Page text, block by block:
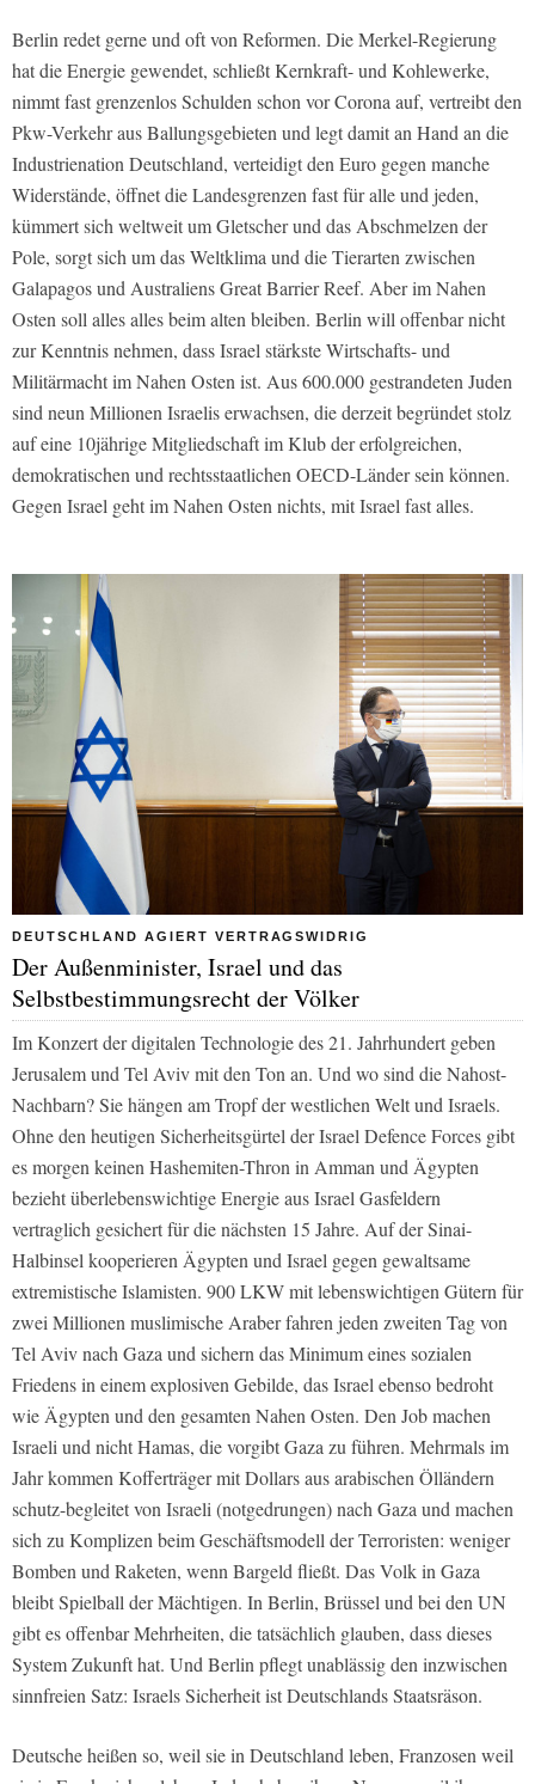
Berlin redet gerne und oft von Reformen. Die Merkel-Regierung
hat die Energie gewendet, schließt Kernkraft- und Kohlewerke,
nimmt fast grenzenlos Schulden schon vor Corona auf, vertreibt den
Pkw-Verkehr aus Ballungsgebieten und legt damit an Hand an die
Industrienation Deutschland, verteidigt den Euro gegen manche
Widerstände, öffnet die Landesgrenzen fast für alle und jeden,
kümmert sich weltweit um Gletscher und das Abschmelzen der
Pole, sorgt sich um das Weltklima und die Tierarten zwischen
Galapagos und Australiens Great Barrier Reef. Aber im Nahen
Osten soll alles alles beim alten bleiben. Berlin will offenbar nicht
zur Kenntnis nehmen, dass Israel stärkste Wirtschafts- und
Militärmacht im Nahen Osten ist. Aus 600.000 gestrandeten Juden
sind neun Millionen Israelis erwachsen, die derzeit begründet stolz
auf eine 10jährige Mitgliedschaft im Klub der erfolgreichen,
demokratischen und rechtsstaatlichen OECD-Länder sein können.
Gegen Israel geht im Nahen Osten nichts, mit Israel fast alles.
DEUTSCHLAND AGIERT VERTRAGSWIDRIG
Der Außenminister, Israel und das
Selbstbestimmungsrecht der Völker
Im Konzert der digitalen Technologie des 21. Jahrhundert geben
Jerusalem und Tel Aviv mit den Ton an. Und wo sind die Nahost-
Nachbarn? Sie hängen am Tropf der westlichen Welt und Israels.
Ohne den heutigen Sicherheitsgürtel der Israel Defence Forces gibt
es morgen keinen Hashemiten-Thron in Amman und Ägypten
bezieht überlebenswichtige Energie aus Israel Gasfeldern
vertraglich gesichert für die nächsten 15 Jahre. Auf der Sinai-
Halbinsel kooperieren Ägypten und Israel gegen gewaltsame
extremistische Islamisten. 900 LKW mit lebenswichtigen Gütern für
zwei Millionen muslimische Araber fahren jeden zweiten Tag von
Tel Aviv nach Gaza und sichern das Minimum eines sozialen
Friedens in einem explosiven Gebilde, das Israel ebenso bedroht
wie Ägypten und den gesamten Nahen Osten. Den Job machen
Israeli und nicht Hamas, die vorgibt Gaza zu führen. Mehrmals im
Jahr kommen Kofferträger mit Dollars aus arabischen Ölländern
schutz-begleitet von Israeli (notgedrungen) nach Gaza und machen
sich zu Komplizen beim Geschäftsmodell der Terroristen: weniger
Bomben und Raketen, wenn Bargeld fließt. Das Volk in Gaza
bleibt Spielball der Mächtigen. In Berlin, Brüssel und bei den UN
gibt es offenbar Mehrheiten, die tatsächlich glauben, dass dieses
System Zukunft hat. Und Berlin pflegt unablässig den inzwischen
sinnfreien Satz: Israels Sicherheit ist Deutschlands Staatsräson.
Deutsche heißen so, weil sie in Deutschland leben, Franzosen weil